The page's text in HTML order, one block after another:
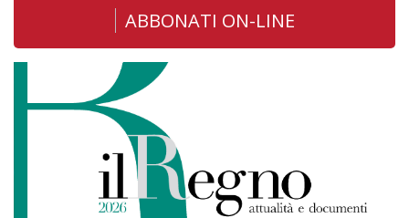
ABBONATI ON-LINE